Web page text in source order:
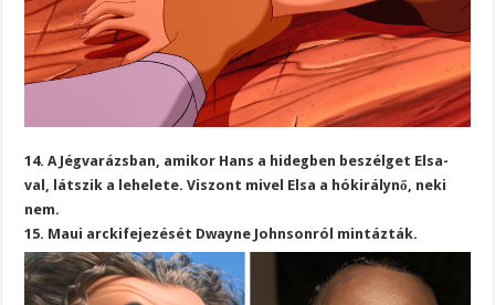
14. A Jégvarázsban, amikor Hans a hidegben beszélget Elsa-
val, látszik a lehelete. Viszont mivel Elsa a hókirálynő, neki
nem.
15. Maui arckifejezését Dwayne Johnsonról mintázták.